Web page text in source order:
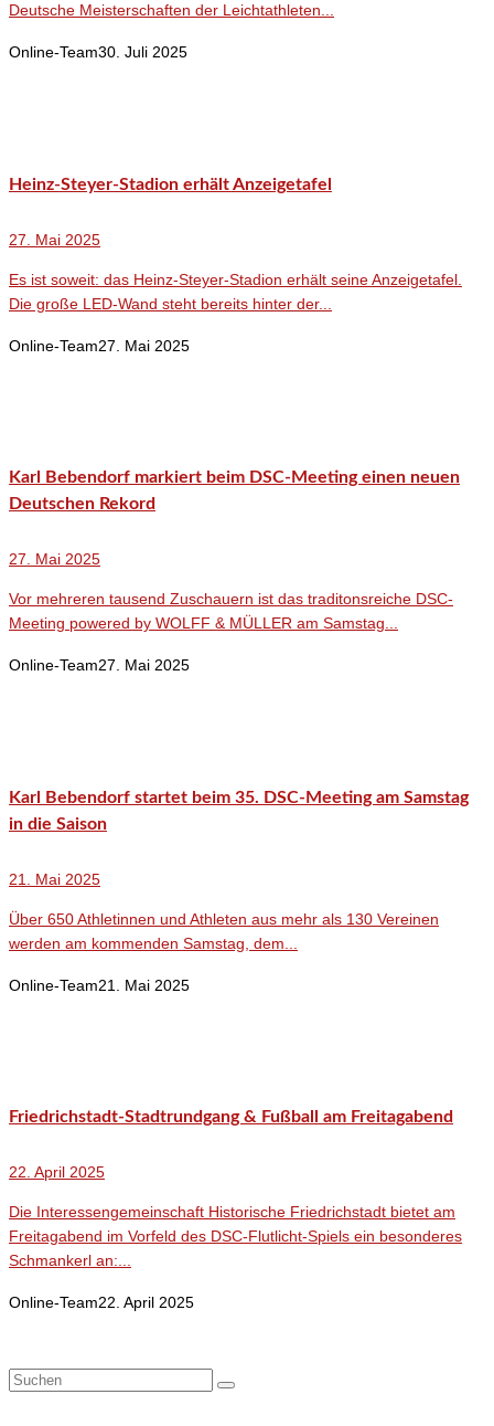
Deutsche Meisterschaften der Leichtathleten...
Online-Team30. Juli 2025
Heinz-Steyer-Stadion erhält Anzeigetafel
27. Mai 2025
Es ist soweit: das Heinz-Steyer-Stadion erhält seine Anzeigetafel.
Die große LED-Wand steht bereits hinter der...
Online-Team27. Mai 2025
Karl Bebendorf markiert beim DSC-Meeting einen neuen
Deutschen Rekord
27. Mai 2025
Vor mehreren tausend Zuschauern ist das traditonsreiche DSC-
Meeting powered by WOLFF & MÜLLER am Samstag...
Online-Team27. Mai 2025
Karl Bebendorf startet beim 35. DSC-Meeting am Samstag
in die Saison
21. Mai 2025
Über 650 Athletinnen und Athleten aus mehr als 130 Vereinen
werden am kommenden Samstag, dem...
Online-Team21. Mai 2025
Friedrichstadt-Stadtrundgang & Fußball am Freitagabend
22. April 2025
Die Interessengemeinschaft Historische Friedrichstadt bietet am
Freitagabend im Vorfeld des DSC-Flutlicht-Spiels ein besonderes
Schmankerl an:...
Online-Team22. April 2025
Suchen